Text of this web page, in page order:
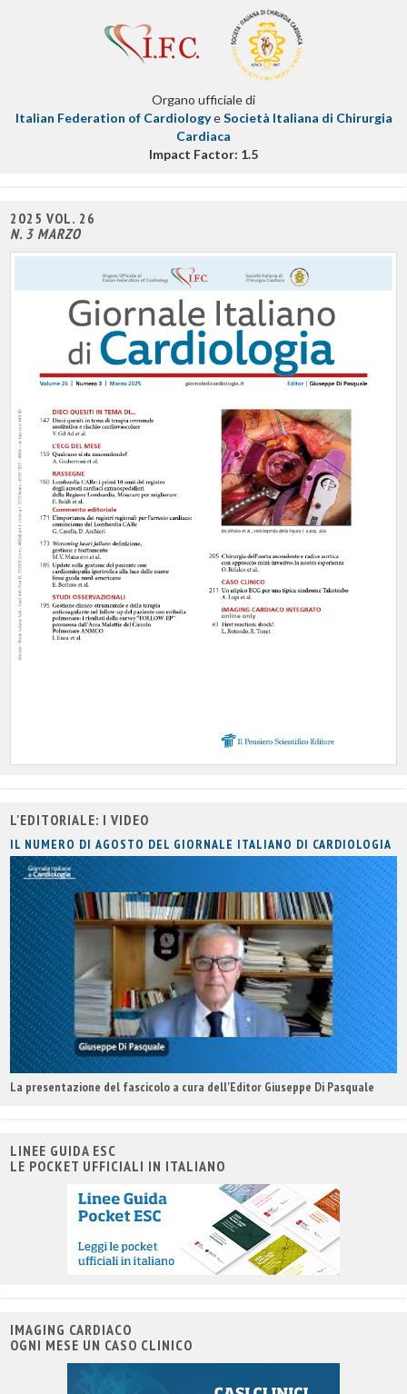
Organo ufficiale di
Italian Federation of CardiologyeSocietà Italiana di Chirurgia
Cardiaca
Impact Factor: 1.5
2025 VOL. 26
N. 3 MARZO
L'EDITORIALE: I VIDEO
IL NUMERO DI AGOSTO DEL GIORNALE ITALIANO DI CARDIOLOGIA
La presentazione del fascicolo a cura dell'Editor Giuseppe Di Pasquale
LINEE GUIDA ESC
LE POCKET UFFICIALI IN ITALIANO
IMAGING CARDIACO
OGNI MESE UN CASO CLINICO